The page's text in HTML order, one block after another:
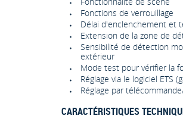
Fonctions de verrouillage
Délai d'enclenchement et
Extension de la zone de
Sensibilité de détection
extérieur
Mode test pour vérifier la
Réglage via le logiciel ETS
Réglage par
CARACTÉRISTIQUES